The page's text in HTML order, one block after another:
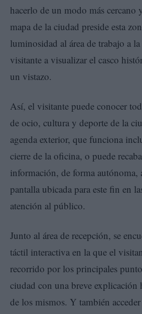
hacerlo de un modo más cercano
mapa de la ciudad preside esta
luminosidad al área de trabajo a
visitante a visualizar el casco
un vistazo.
Así, el visitante puede conocer
de ocio, cultura y deporte de la
agenda exterior, que funciona
cierre de la oficina, o puede
información, de forma autónoma,
pantalla ubicada para este fin en
atención al público.
Junto al área de recepción, se
táctil interactiva en la que el
recorrido por los principales
ciudad con una breve explicación
de los mismos. Y también